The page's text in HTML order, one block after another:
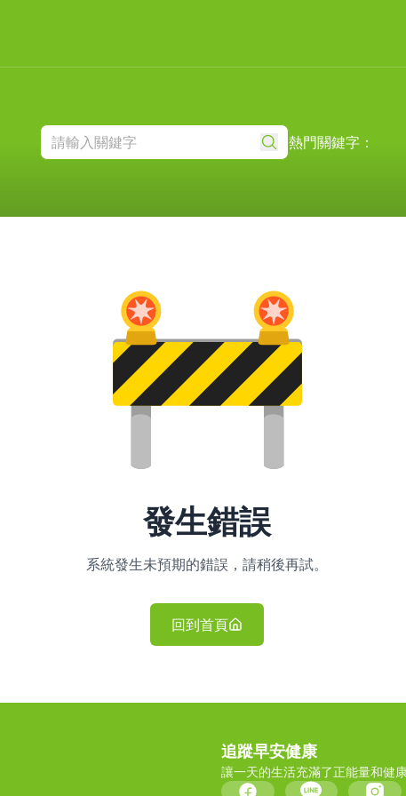
熱門關鍵字：
發生錯誤
系統發生未預期的錯誤，請稍後再試。
回到首頁
追蹤早安健康
讓一天的生活充滿了正能量和健